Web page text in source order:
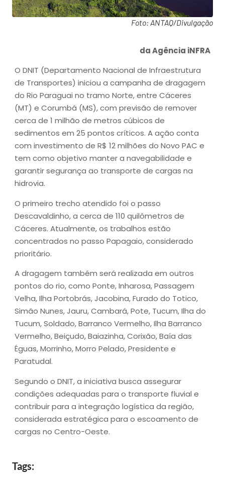
Foto: ANTAQ/Divulgação
da Agência iNFRA
O DNIT (Departamento Nacional de Infraestrutura
de Transportes) iniciou a campanha de dragagem
do Rio Paraguai no tramo Norte, entre Cáceres
(MT) e Corumbá (MS), com previsão de remover
cerca de 1 milhão de metros cúbicos de
sedimentos em 25 pontos críticos. A ação conta
com investimento de R$ 12 milhões do Novo PAC e
tem como objetivo manter a navegabilidade e
garantir segurança ao transporte de cargas na
hidrovia.
O primeiro trecho atendido foi o passo
Descavaldinho, a cerca de 110 quilômetros de
Cáceres. Atualmente, os trabalhos estão
concentrados no passo Papagaio, considerado
prioritário.
A dragagem também será realizada em outros
pontos do rio, como Ponte, Inharosa, Passagem
Velha, Ilha Portobrás, Jacobina, Furado do Totico,
Simão Nunes, Jauru, Cambará, Pote, Tucum, Ilha do
Tucum, Soldado, Barranco Vermelho, Ilha Barranco
Vermelho, Beiçudo, Baiazinha, Corixão, Baía das
Éguas, Morrinho, Morro Pelado, Presidente e
Paratudal.
Segundo o DNIT, a iniciativa busca assegurar
condições adequadas para o transporte fluvial e
contribuir para a integração logística da região,
considerada estratégica para o escoamento de
cargas no Centro-Oeste.
Tags: